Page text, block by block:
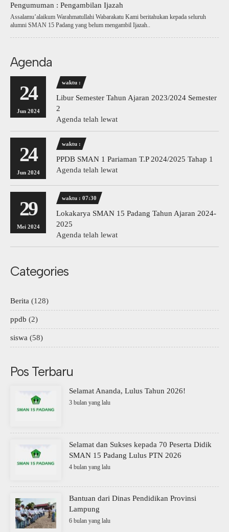
Pengumuman : Pengambilan Ijazah
Assalamu’alaikum Warahmatullahi Wabarakatu Kami beritahukan kepada seluruh
alumni SMAN 15 Padang yang belum mengambil Ijazah..
Agenda
24
Jun 2024
waktu :
Libur Semester Tahun Ajaran 2023/2024 Semester
2
Agenda telah lewat
24
Jun 2024
waktu :
PPDB SMAN 1 Pariaman T.P 2024/2025 Tahap 1
Agenda telah lewat
29
Mei 2024
waktu : 07:30
Lokakarya SMAN 15 Padang Tahun Ajaran 2024-
2025
Agenda telah lewat
Categories
Berita (128)
ppdb (2)
siswa (58)
Pos Terbaru
Selamat Ananda, Lulus Tahun 2026!
3 bulan yang lalu
Selamat dan Sukses kepada 70 Peserta Didik
SMAN 15 Padang Lulus PTN 2026
4 bulan yang lalu
Bantuan dari Dinas Pendidikan Provinsi
Lampung
6 bulan yang lalu